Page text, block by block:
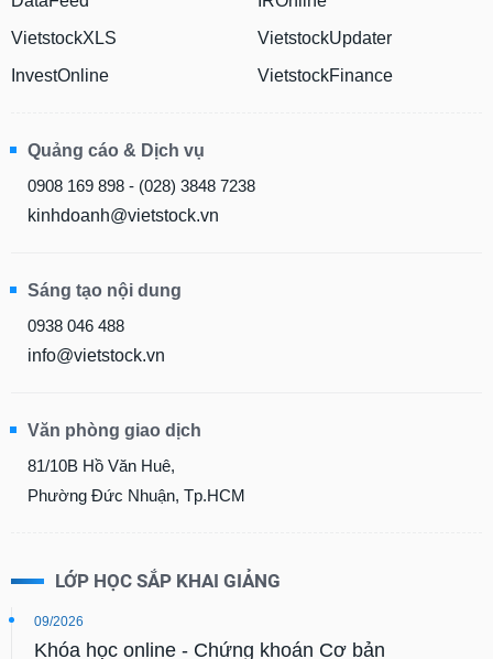
VietstockXLS
InvestOnline
VietstockUpdater
VietstockFinance
Quảng cáo & Dịch vụ
0908 169 898 - (028) 3848 7238
kinhdoanh@vietstock.vn
Sáng tạo nội dung
0938 046 488
info@vietstock.vn
Văn phòng giao dịch
81/10B Hồ Văn Huê,
Phường Đức Nhuận, Tp.HCM
LỚP HỌC SẮP KHAI GIẢNG
09/2026
Khóa học online - Chứng khoán Cơ bản